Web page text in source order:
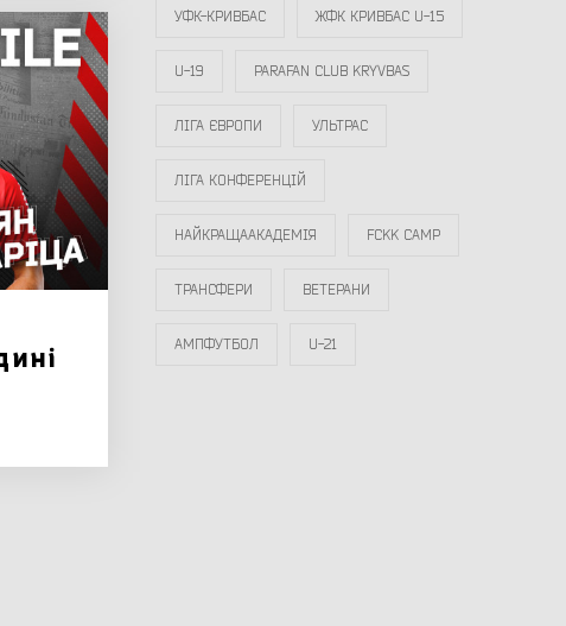
УФК-КРИВБАС ЖФК КРИВБАС U-15
U-19 PARAFAN CLUB KRYVBAS
ЛІГА ЄВРОПИ УЛЬТРАС
ЛІГА КОНФЕРЕНЦІЙ
НАЙКРАЩААКАДЕМІЯ FCKK CAMP
ТРАНСФЕРИ ВЕТЕРАНИ
АМПФУТБОЛ U-21